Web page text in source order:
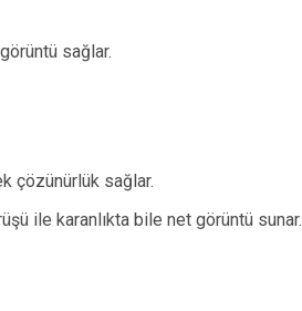
sağlar.
çözünürlük sağlar.
ile karanlıkta bile net görüntü sunar.